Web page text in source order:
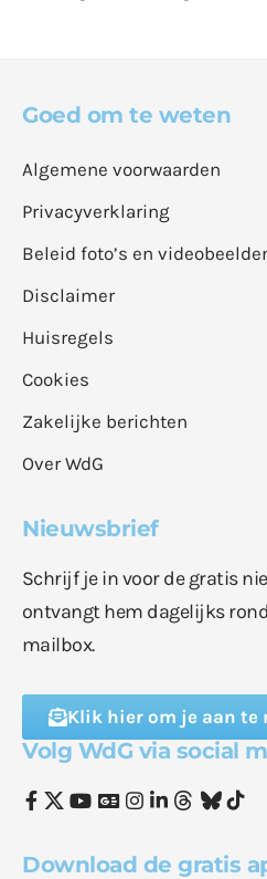
Goed om te weten
Algemene voorwaarden
Privacyverklaring
Beleid foto’s en
Disclaimer
Huisregels
Cookies
Zakelijke berichten
Over WdG
Nieuwsbrief
Schrijf je in voor de gratis
ontvangt hem dagelijks
mailbox.
Klik hier om je aan te
Volg WdG via social
Download de gratis